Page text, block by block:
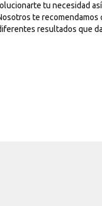
tu necesidad
te
resultados que